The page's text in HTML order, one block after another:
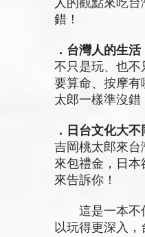
人的觀點來吃
錯！
．台灣人的生
不只是玩、也
要算命、按摩
太郎一樣準沒錯
．日台文化大
吉岡桃太郎來
來包禮金，日
來告訴你！
這是一本不僅
以玩得更深入